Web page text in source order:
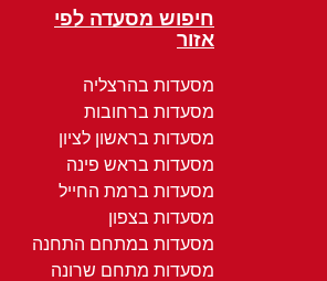
חיפוש מסעדה לפי
אזור
מסעדות בהרצליה
מסעדות ברחובות
מסעדות בראשון לציון
מסעדות בראש פינה
מסעדות ברמת החייל
מסעדות בצפון
מסעדות במתחם התחנה
מסעדות מתחם שרונה